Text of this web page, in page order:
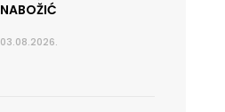
NABOŽIĆ
03.08.2026.